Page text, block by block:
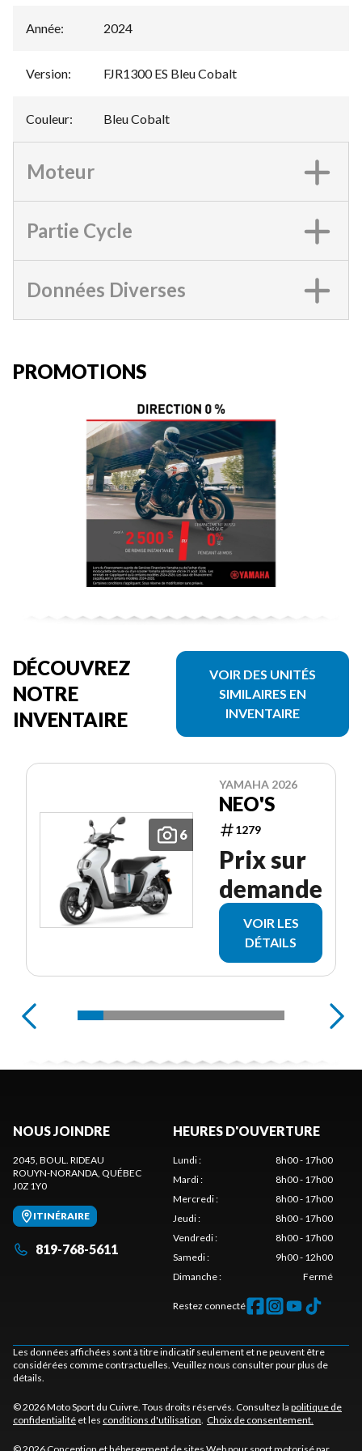
Année: 2024
Version: FJR1300 ES Bleu Cobalt
Couleur: Bleu Cobalt
Moteur
Partie Cycle
Données Diverses
PROMOTIONS
DÉCOUVREZ
NOTRE
INVENTAIRE
VOIR DES UNITÉS
SIMILAIRES EN
INVENTAIRE
6
YAMAHA 2026
NEO'S
1279
Prix sur
demande
VOIR LES
DÉTAILS
NOUS JOINDRE
2045, BOUL. RIDEAU
ROUYN-NORANDA, QUÉBEC
J0Z 1Y0
ITINÉRAIRE
819-768-5611
HEURES D'OUVERTURE
Lundi:
8h00 - 17h00
Mardi:
8h00 - 17h00
Mercredi:
8h00 - 17h00
Jeudi:
8h00 - 17h00
Vendredi:
8h00 - 17h00
Samedi:
9h00 - 12h00
Dimanche: Fermé
Restez connecté
Les données affichées sont à titre indicatif seulement et ne peuvent être
considérées comme contractuelles. Veuillez nous consulter pour plus de
détails.
© 2026 Moto Sport du Cuivre. Tous droits réservés. Consultez la politique de
confidentialité et les conditions d'utilisation. Choix de consentement.